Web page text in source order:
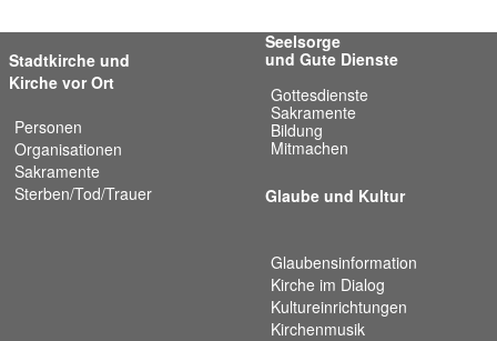
Stadtkirche und
Kirche vor Ort
Personen
Organisationen
Sakramente
Sterben/Tod/Trauer
Seelsorge
und Gute Dienste
Gottesdienste
Sakramente
Bildung
Mitmachen
Glaube und Kultur
Glaubensinformation
Kirche im Dialog
Kultureinrichtungen
Kirchenmusik